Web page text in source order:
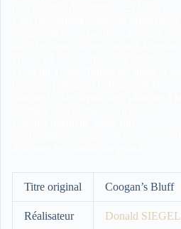
Titre original Coogan’s Bluff
Réalisateur Donald SIEGEL